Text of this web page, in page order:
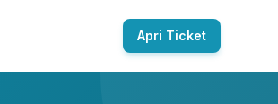
Apri Ticket